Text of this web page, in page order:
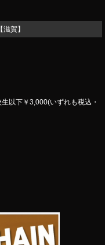
賀】
以下￥3,000(いずれも税込・